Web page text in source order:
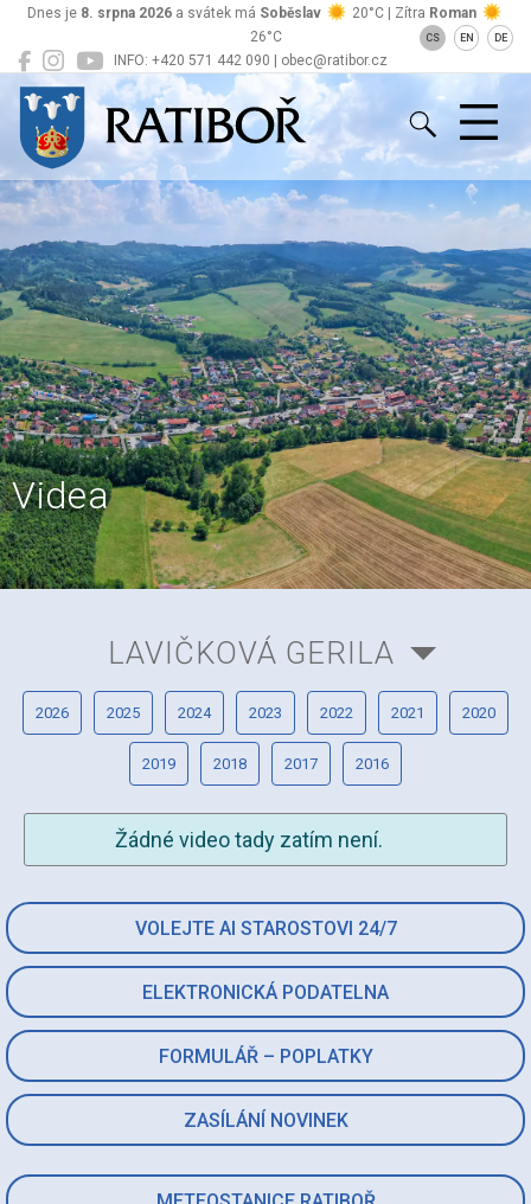
INFO: +420 571 442 090 | obec@ratibor.cz
Dnes je 8. srpna 2026 a svátek má Soběslav 20°C | Zítra Roman
26°C
CS EN DE
Ratiboř
Videa
VOLEJTE AI STAROSTOVI 24/7
ELEKTRONICKÁ PODATELNA
FORMULÁŘ – POPLATKY
ZASÍLÁNÍ NOVINEK
LAVIČKOVÁ GERILA
2026 2025 2024 2023 2022 2021 2020
2019 2018 2017 2016
Žádné video tady zatím není.